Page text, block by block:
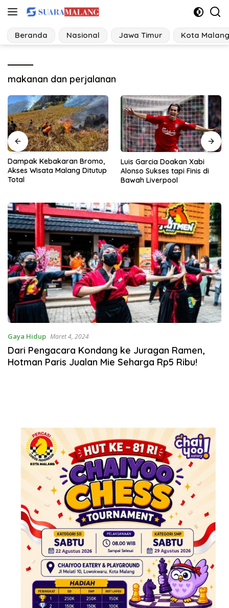
Langsung
konten
Beranda Nasional Jawa Timur Kota Malang
makanan dan perjalanan
Luis Garcia Doakan Xabi
Alonso Sukses tapi Finis di
Bawah Liverpool
Federico Valverde Ungkap
Kesannya Terhadap
Karakter Jose Mourinho
Gaya Hidup Maret 4, 2024
Dari Pengacara Kondang ke Juragan Ramen,
Hotman Paris Jualan Mie Seharga Rp5 Ribu!